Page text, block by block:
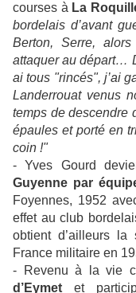
courses à La
bordelais d’avant
Berton, Serre,
attaquer au départ…
ai tous "rincés", j’ai
Landerrouat venus
temps de descendre
épaules et porté en
coin !"
- Yves Gourd
Guyenne par
Foyennes, 1952
effet au club
obtient d’ailleurs la
France militaire en
- Revenu à la vie
d’Eymet et